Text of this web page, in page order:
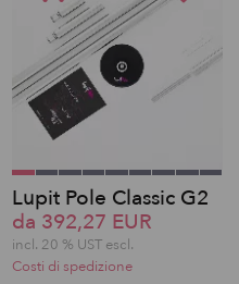
Lupit Pole Classic G2
da 392,27 EUR
incl. 20 % UST escl.
Costi di spedizione